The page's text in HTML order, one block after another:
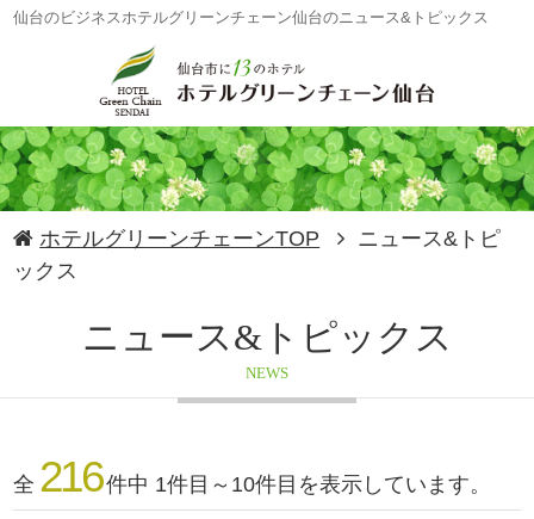
仙台のビジネスホテルグリーンチェーン仙台のニュース&トピックス
ホテルグリーンチェーンTOP
ニュース&トピ
ックス
ニュース&トピックス
NEWS
全 216 件中 1件目～10件目を表示しています。